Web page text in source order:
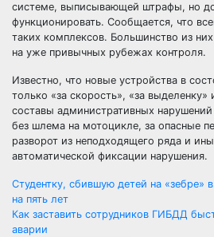
системе, выписывающей штрафы, но до
функционировать. Сообщается, что
таких комплексов. Большинство из
на уже привычных рубежах контроля.
Известно, что новые устройства в
только «за скорость», «за
составы административных
без шлема на мотоцикле, за опасные
разворот из неподходящего ряда и
автоматической фиксации нарушения.
Навигация
по
Студентку, сбившую детей на «зебре»
на пять лет
Как заставить сотрудников ГИБДД
аварии